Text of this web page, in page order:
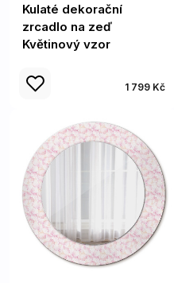
Kulaté dekorační
zrcadlo na zeď
Květinový vzor
1 799 Kč